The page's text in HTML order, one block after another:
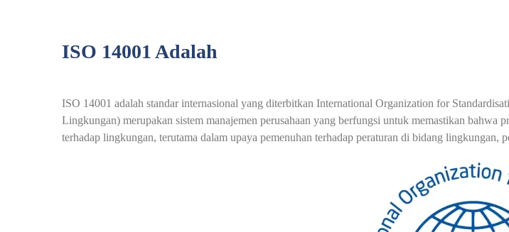
ISO 14001 Adalah
ISO 14001 adalah standar internasional yang diterbitkan International Organization for
Lingkungan) merupakan sistem manajemen perusahaan yang berfungsi untuk memastikan
terhadap lingkungan, terutama dalam upaya pemenuhan terhadap peraturan di bidang lingkungan,